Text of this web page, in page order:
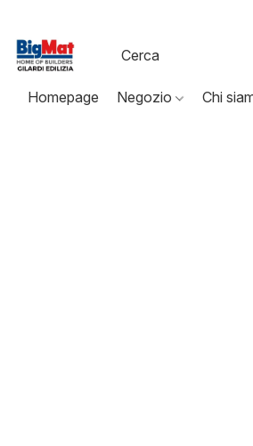
Homepage Negozio Chi